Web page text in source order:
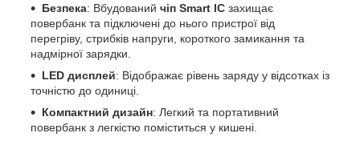
Безпека: Вбудований чіп Smart IC захищає
повербанк та підключені до нього пристрої від
перегріву, стрибків напруги, короткого замикання та
надмірної зарядки.
LED дисплей: Відображає рівень заряду у відсотках із
точністю до одиниці.
Компактний дизайн: Легкий та портативний
повербанк з легкістю поміститься у кишені.